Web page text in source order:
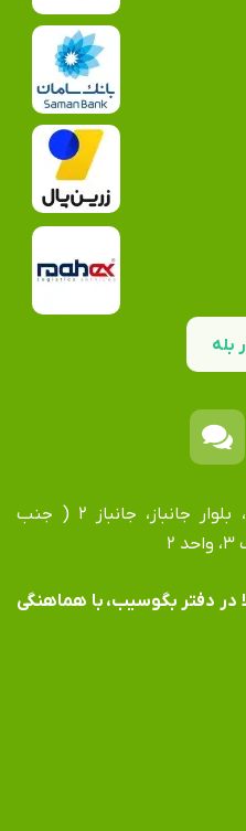
آدرس دفتر: مشهد، بلوار فردوسی، بلوار جانباز، جانباز ۲ ( جنب
در دفتر بگوسیب، با هماهنگی
بله